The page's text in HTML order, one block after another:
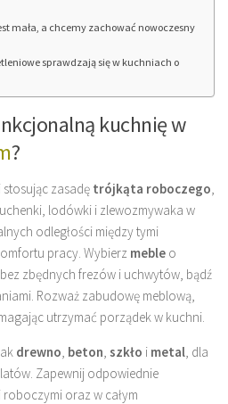
mała, a chcemy zachować nowoczesny
sprawdzają się w kuchniach o
kuchnię w
?
zasadę trójkąta roboczego
lodówki i zlewozmywaka w
odległości między tymi
pracy. Wybierz meble o
zbędnych frezów i uchwytów, bądź
Rozważ zabudowę meblową,
utrzymać porządek w kuchni.
drewno beton szkło i metal , dla
Zapewnij odpowiednie
roboczymi oraz w całym